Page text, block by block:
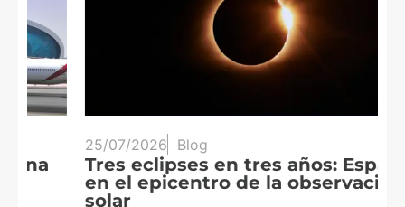
25/07/2026 Blog
Tres eclipses en tres años: España
en el epicentro de la observación